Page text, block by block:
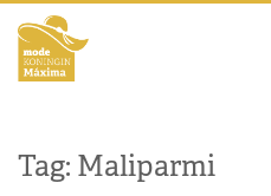
Tag: Maliparmi